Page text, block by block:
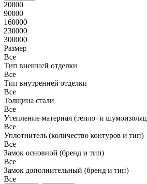
20000
90000
160000
230000
300000
Размер
Все
Тип внешней отделки
Все
Тип внутренней отделки
Все
Толщина стали
Все
Утепление материал (тепло- и
Все
Уплотнитель (количество контуров и тип)
Все
Замок основной (бренд и тип)
Все
Замок дополнительный (бренд и тип)
Все